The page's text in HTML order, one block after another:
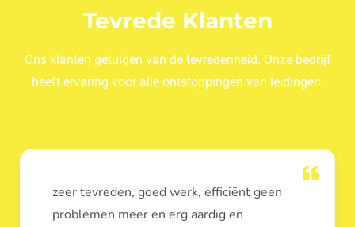
Tevrede Klanten
Ons klanten getuigen van de tevredenheid. Onze bedrijf
heeft ervaring voor alle ontstoppingen van leidingen.
Dank u voor de ontstopping van wc, werd
heel goed uitgevoerd, door de loodgieters